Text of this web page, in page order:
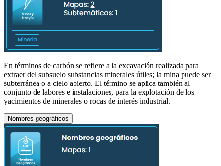
En términos de carbón se refiere a la excavación realizada para
extraer del subsuelo substancias minerales útiles; la mina puede ser
subterránea o a cielo abierto. El término se aplica también al
conjunto de labores e instalaciones, para la explotación de los
yacimientos de minerales o rocas de interés industrial.
Nombres geográficos